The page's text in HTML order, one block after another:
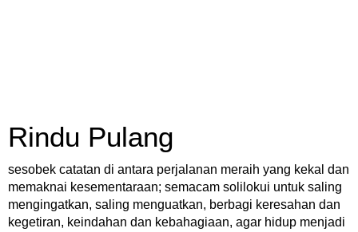
Rindu Pulang
sesobek catatan di antara perjalanan meraih yang kekal dan
memaknai kesementaraan; semacam solilokui untuk saling
mengingatkan, saling menguatkan, berbagi keresahan dan
kegetiran, keindahan dan kebahagiaan, agar hidup menjadi